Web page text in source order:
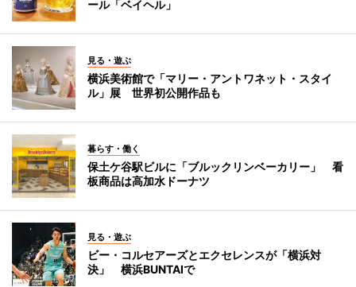
ール「ベイヘル」
見る・遊ぶ
横浜美術館で「マリー・アントワネット・スタイ
ル」展 世界初公開作品も
暮らす・働く
保土ケ谷駅ビルに「ブルックリンベーカリー」 看
板商品は高加水ドーナツ
見る・遊ぶ
ビー・コルセアーズとエクセレンスが「横浜対
決」 横浜BUNTAIで